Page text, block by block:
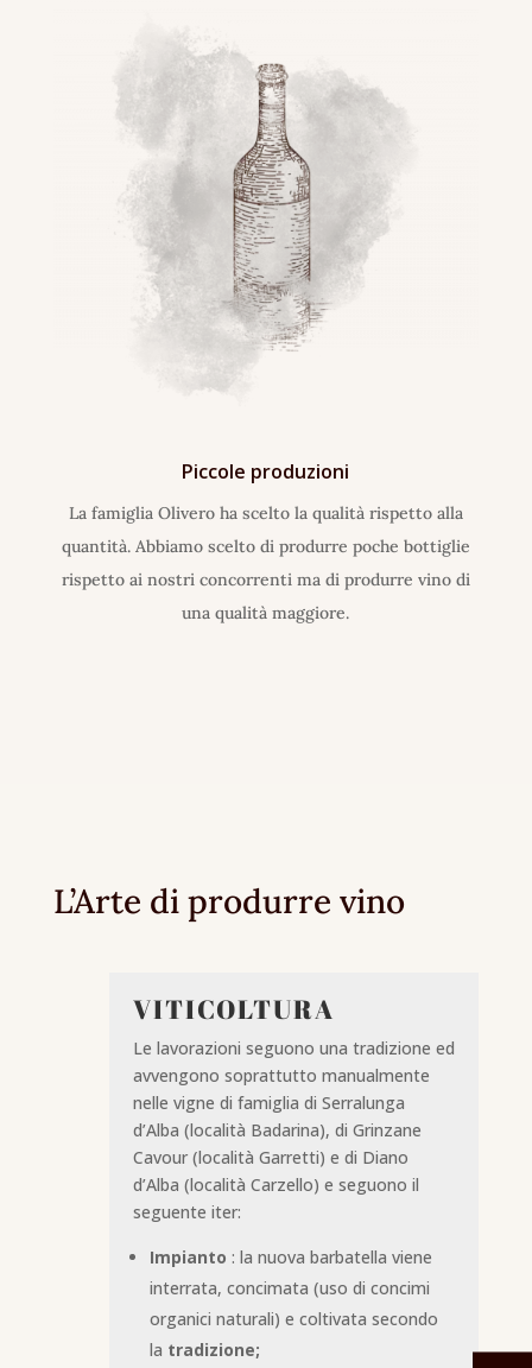
Piccole produzioni
La famiglia Olivero ha scelto la qualità rispetto alla
quantità. Abbiamo scelto di produrre poche bottiglie
rispetto ai nostri concorrenti ma di produrre vino di
una qualità maggiore.
L’Arte di produrre vino
VITICOLTURA
Le lavorazioni seguono una tradizione ed
avvengono soprattutto manualmente
nelle vigne di famiglia di Serralunga
d’Alba (località Badarina), di Grinzane
Cavour (località Garretti) e di Diano
d’Alba (località Carzello) e seguono il
seguente iter:
Impianto : la nuova barbatella viene
interrata, concimata (uso di concimi
organici naturali) e coltivata secondo
la tradizione;